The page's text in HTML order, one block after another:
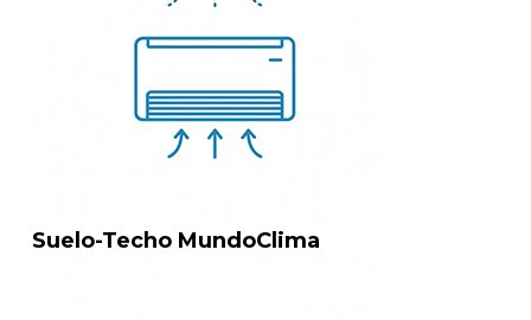
Suelo-Techo MundoClima